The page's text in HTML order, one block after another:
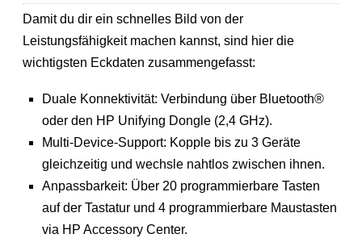
Damit du dir ein schnelles Bild von der
Leistungsfähigkeit machen kannst, sind hier die
wichtigsten Eckdaten zusammengefasst:
Duale Konnektivität: Verbindung über Bluetooth®
oder den HP Unifying Dongle (2,4 GHz).
Multi-Device-Support: Kopple bis zu 3 Geräte
gleichzeitig und wechsle nahtlos zwischen ihnen.
Anpassbarkeit: Über 20 programmierbare Tasten
auf der Tastatur und 4 programmierbare Maustasten
via HP Accessory Center.